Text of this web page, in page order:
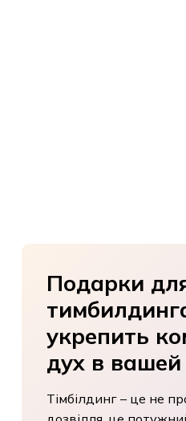
Подарки
укрепить
дух в вашей
Тімбілдинг – це не